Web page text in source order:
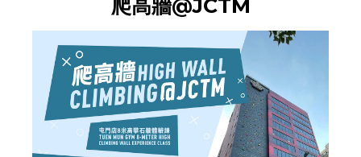
爬高牆@JCTM